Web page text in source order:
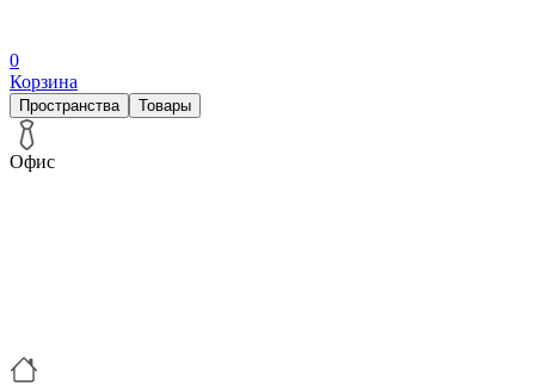
0
Корзина
Пространства Товары
Офис